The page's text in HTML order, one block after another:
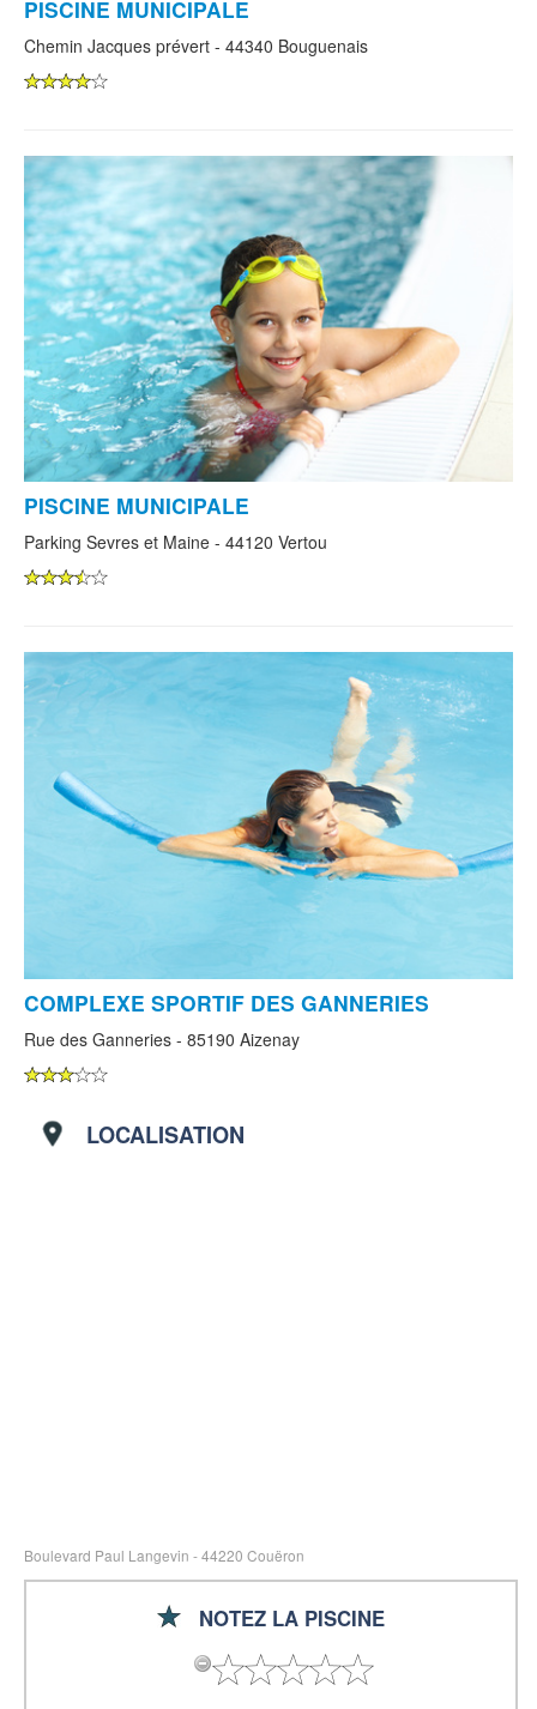
PISCINE MUNICIPALE
Chemin Jacques prévert - 44340 Bouguenais
PISCINE MUNICIPALE
Parking Sevres et Maine - 44120 Vertou
COMPLEXE SPORTIF DES GANNERIES
Rue des Ganneries - 85190 Aizenay
LOCALISATION
Boulevard Paul Langevin - 44220 Couëron
NOTEZ LA PISCINE